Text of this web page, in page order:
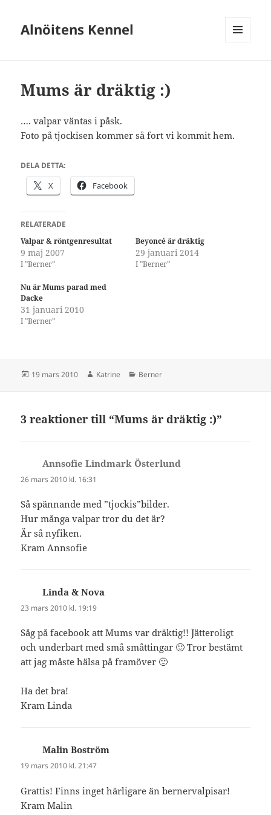
Alnöitens Kennel
Mums är dräktig :)
…. valpar väntas i påsk.
Foto på tjockisen kommer så fort vi kommit hem.
DELA DETTA:
X Facebook
RELATERADE
Valpar & röntgenresultat
9 maj 2007
I ”Berner”
Beyoncé är dräktig
29 januari 2014
I ”Berner”
Nu är Mums parad med
Dacke
31 januari 2010
I ”Berner”
Postat
19 mars 2010 Författare
Katrine Kategorier
Berner
3 reaktioner till “Mums är dräktig :)”
Annsofie Lindmark Österlund
26 mars 2010 kl. 16:31
Så spännande med ”tjockis”bilder.
Hur många valpar tror du det är?
Är så nyfiken.
Kram Annsofie
Linda & Nova
23 mars 2010 kl. 19:19
Såg på facebook att Mums var dräktig!! Jätteroligt
och underbart med små småttingar 🙂 Tror bestämt
att jag måste hälsa på framöver 🙂
Ha det bra!
Kram Linda
Malin Boström
19 mars 2010 kl. 21:47
Grattis! Finns inget härligare än bernervalpisar!
Kram Malin